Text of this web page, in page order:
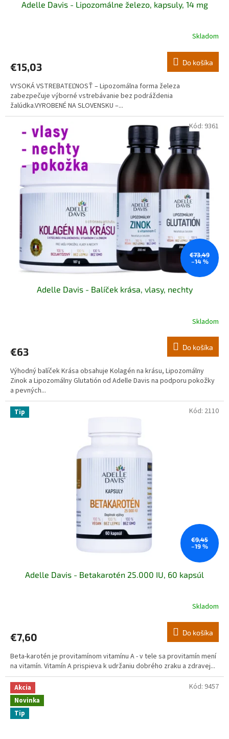
Adelle Davis - Lipozomálne železo, kapsuly, 14 mg
Skladom
€15,03 Do košíka
VYSOKÁ VSTREBATEĽNOSŤ – Lipozomálna forma železa
zabezpečuje výborné vstrebávanie bez podráždenia
žalúdka.VYROBENÉ NA SLOVENSKU –...
€73,49
–14 %
Adelle Davis - Balíček krása, vlasy, nechty
Skladom
€63 Do košíka
Výhodný balíček Krása obsahuje Kolagén na krásu, Lipozomálny
Zinok a Lipozomálny Glutatión od Adelle Davis na podporu pokožky
a pevných...
Kód: 9361
Tip
€9,45
–19 %
Adelle Davis - Betakarotén 25.000 IU, 60 kapsúl
Skladom
€7,60 Do košíka
Beta-karotén je provitamínom vitamínu A - v tele sa provitamín mení
na vitamín. Vitamín A prispieva k udržaniu dobrého zraku a zdravej...
Kód: 2110
Akcia
Novinka
Tip
Kód: 9457